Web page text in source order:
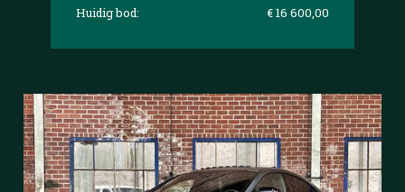
Huidig bod:
€ 16 600,00